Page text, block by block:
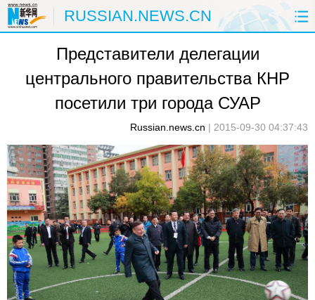
RUSSIAN.NEWS.CN
ГЛАВНАЯ КИТАЙ РФ И СНГ
В МИРЕ ЭКОНОМИКА ОБЩЕСТВО
ПРИРОДА КУЛЬТУРА
СПОРТ ЗДОРОВЬЕ ФОТОЛЕНТЫ
СПЕЦТЕМЫ
Представители делегации
центрального правительства КНР
посетили три города СУАР
Russian.news.cn | 2015-09-30 04:37:43